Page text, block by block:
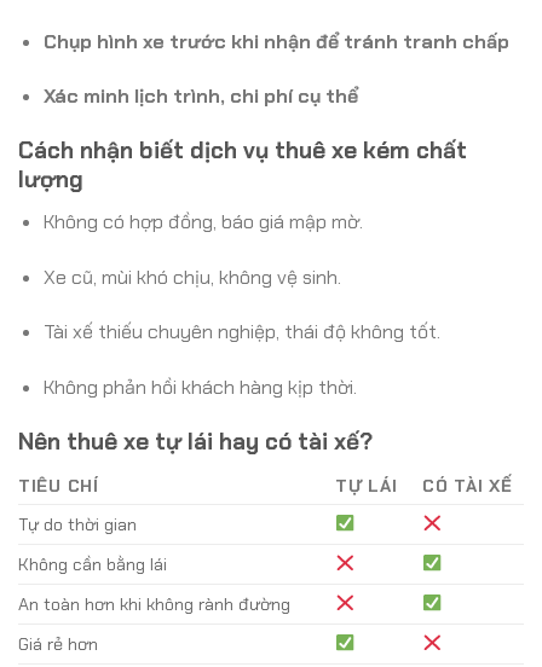
Chụp hình xe trước khi nhận để tránh tranh chấp
Xác minh lịch trình, chi phí cụ thể
Cách nhận biết dịch vụ thuê xe kém chất
lượng
Không có hợp đồng, báo giá mập mờ.
Xe cũ, mùi khó chịu, không vệ sinh.
Tài xế thiếu chuyên nghiệp, thái độ không tốt.
Không phản hồi khách hàng kịp thời.
Nên thuê xe tự lái hay có tài xế?
TIÊU CHÍ TỰ LÁI
CÓ TÀI XẾ
Tự do thời gian
Không cần bằng lái
An toàn hơn khi không rành đường
Giá rẻ hơn